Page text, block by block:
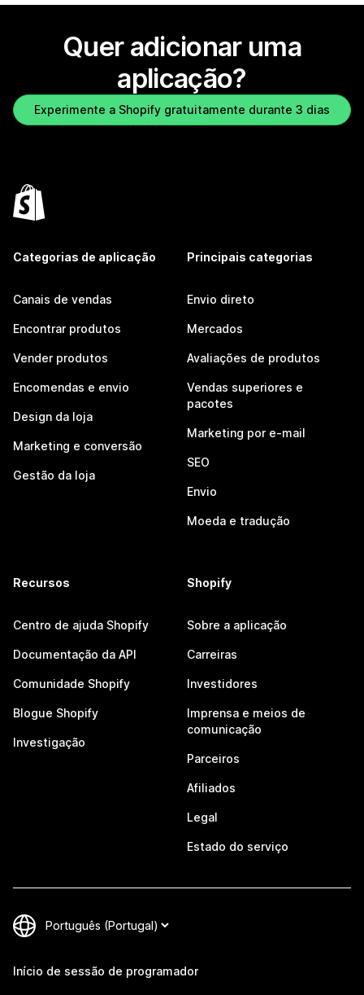
Quer adicionar uma
aplicação?
Experimente a Shopify gratuitamente durante 3 dias
Categorias de aplicação
Canais de vendas
Encontrar produtos
Vender produtos
Encomendas e envio
Design da loja
Marketing e conversão
Gestão da loja
Principais categorias
Envio direto
Mercados
Avaliações de produtos
Vendas superiores e
pacotes
Marketing por e-mail
SEO
Envio
Moeda e tradução
Recursos
Centro de ajuda Shopify
Documentação da API
Comunidade Shopify
Blogue Shopify
Investigação
Shopify
Sobre a aplicação
Carreiras
Investidores
Imprensa e meios de
comunicação
Parceiros
Afiliados
Legal
Estado do serviço
Início de sessão de programador